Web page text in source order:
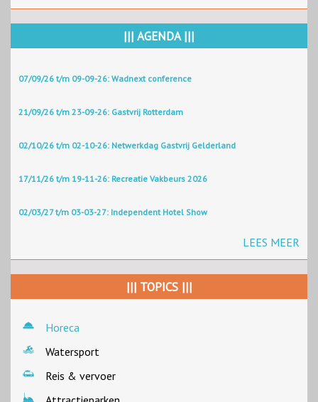
||| AGENDA |||
07/09/26 t/m 09-09-26: Wadnext conference
21/09/26 t/m 23-09-26: Gastvrij Rotterdam
02/10/26 t/m 02-10-26: Netwerkdag Gastvrij Gelderland
17/11/26 t/m 19-11-26: Recreatie Vakbeurs 2026
02/03/27 t/m 03-03-27: Independent Hotel Show
LEES MEER
||| TOPICS |||
Horeca
Watersport
Reis & vervoer